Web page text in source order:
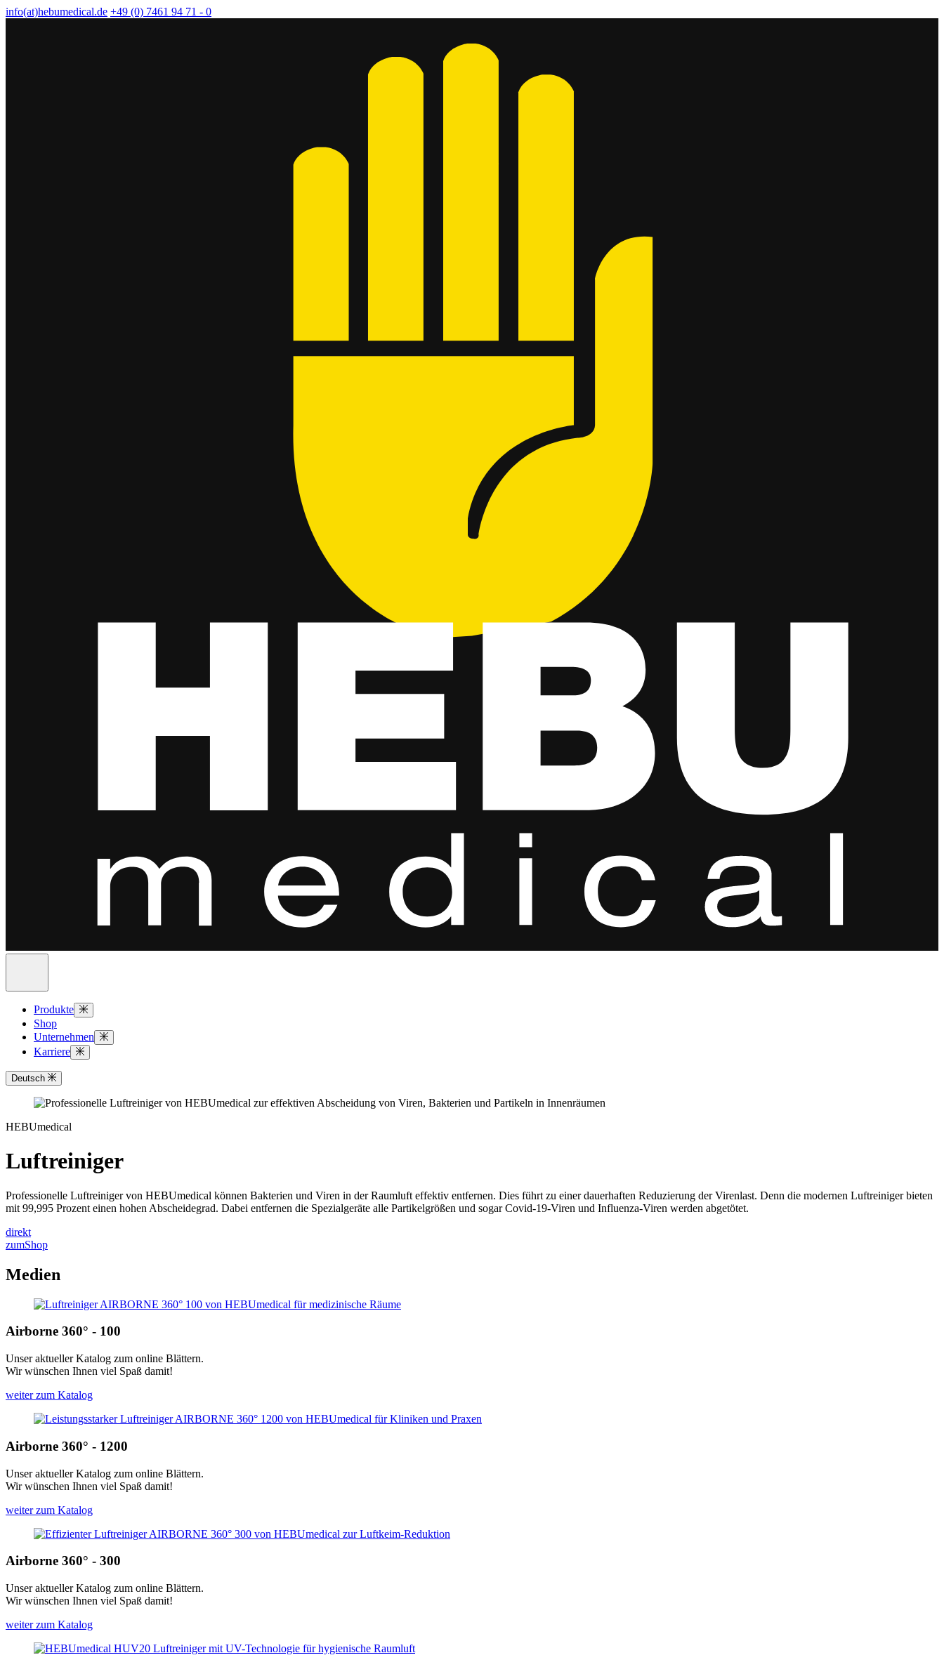
info(at)hebumedical.de +49 (0) 7461 94 71 - 0
Produkte
Shop
Unternehmen
Karriere
Deutsch
HEBUmedical
Luftreiniger
Professionelle Luftreiniger von HEBUmedical können Bakterien und Viren in der Raumluft effektiv entfernen. Dies führt zu einer dauerhaften Reduzierung der Virenlast. Denn die modernen Luftreiniger bieten
mit 99,995 Prozent einen hohen Abscheidegrad. Dabei entfernen die Spezialgeräte alle Partikelgrößen und sogar Covid-19-Viren und Influenza-Viren werden abgetötet.
direkt
zumShop
Medien
Airborne 360° - 100
Unser aktueller Katalog zum online Blättern.
Wir wünschen Ihnen viel Spaß damit!
weiter zum Katalog
Airborne 360° - 1200
Unser aktueller Katalog zum online Blättern.
Wir wünschen Ihnen viel Spaß damit!
weiter zum Katalog
Airborne 360° - 300
Unser aktueller Katalog zum online Blättern.
Wir wünschen Ihnen viel Spaß damit!
weiter zum Katalog